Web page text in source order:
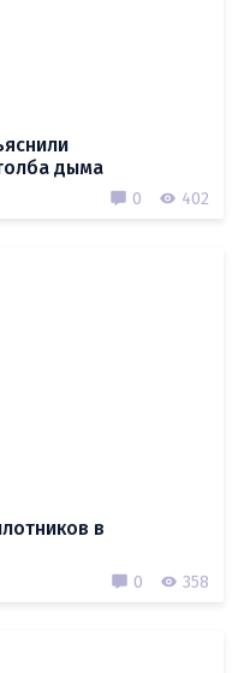
дыма
0 402
в
0 358